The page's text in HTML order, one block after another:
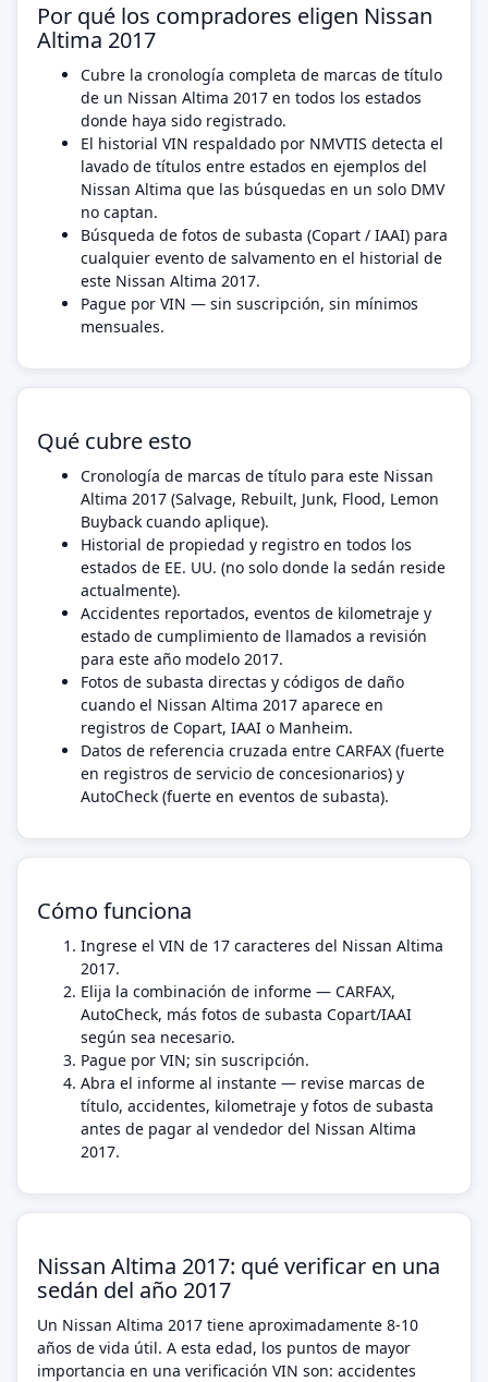
Por qué los compradores eligen Nissan
Altima 2017
Cubre la cronología completa de marcas de título
de un Nissan Altima 2017 en todos los estados
donde haya sido registrado.
El historial VIN respaldado por NMVTIS detecta el
lavado de títulos entre estados en ejemplos del
Nissan Altima que las búsquedas en un solo DMV
no captan.
Búsqueda de fotos de subasta (Copart / IAAI) para
cualquier evento de salvamento en el historial de
este Nissan Altima 2017.
Pague por VIN — sin suscripción, sin mínimos
mensuales.
Qué cubre esto
Cronología de marcas de título para este Nissan
Altima 2017 (Salvage, Rebuilt, Junk, Flood, Lemon
Buyback cuando aplique).
Historial de propiedad y registro en todos los
estados de EE. UU. (no solo donde la sedán reside
actualmente).
Accidentes reportados, eventos de kilometraje y
estado de cumplimiento de llamados a revisión
para este año modelo 2017.
Fotos de subasta directas y códigos de daño
cuando el Nissan Altima 2017 aparece en
registros de Copart, IAAI o Manheim.
Datos de referencia cruzada entre CARFAX (fuerte
en registros de servicio de concesionarios) y
AutoCheck (fuerte en eventos de subasta).
Cómo funciona
Ingrese el VIN de 17 caracteres del Nissan Altima
2017.
Elija la combinación de informe — CARFAX,
AutoCheck, más fotos de subasta Copart/IAAI
según sea necesario.
Pague por VIN; sin suscripción.
Abra el informe al instante — revise marcas de
título, accidentes, kilometraje y fotos de subasta
antes de pagar al vendedor del Nissan Altima
2017.
Nissan Altima 2017: qué verificar en una
sedán del año 2017
Un Nissan Altima 2017 tiene aproximadamente 8-10
años de vida útil. A esta edad, los puntos de mayor
importancia en una verificación VIN son: accidentes